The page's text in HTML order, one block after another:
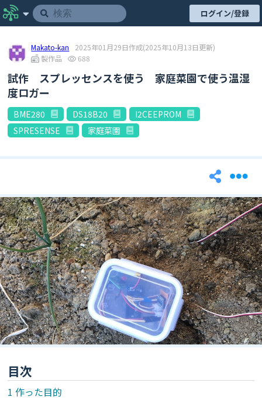
ログイン/登録
Makato-kan 2025年01月29日作成(2025年10月13日更新)
製作品
688
試作 スプレッセンスを使う 家庭菜園で使う温湿
度ロガー
BME280 DS18B20
I2CEEPROM
SPRESENSE
家庭菜園
目次
作った目的